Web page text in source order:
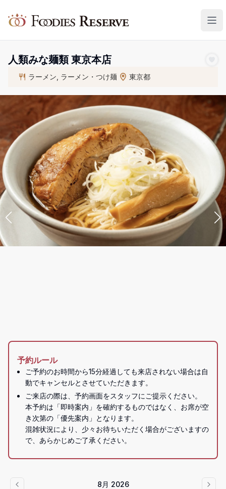
Foodies Reserve
人類みな麺類 東京本店
ラーメン, ラーメン・つけ麺 東京都
予約ルール
ご予約のお時間から15分経過しても来店されない場合は自
動でキャンセルとさせていただきます。
ご来店の際は、予約画面をスタッフにご提示ください。
本予約は「即時案内」を確約するものではなく、お席が空
き次第の「優先案内」となります。
混雑状況により、少々お待ちいただく場合がございますの
で、あらかじめご了承ください。
8月 2026